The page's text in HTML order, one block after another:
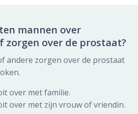
mannen over
zorgen over de prostaat?
andere zorgen over de prostaat
over met familie.
over met zijn vrouw of vriendin.